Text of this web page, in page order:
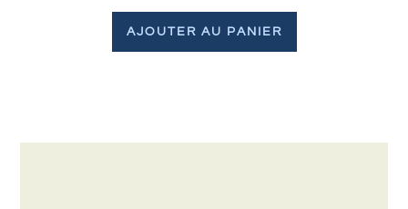
AJOUTER AU PANIER